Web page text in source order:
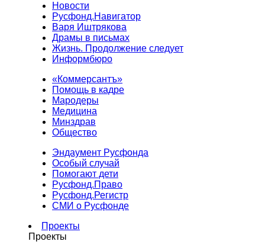
Новости
Русфонд.Навигатор
Варя Иштрякова
Драмы в письмах
Жизнь. Продолжение следует
Информбюро
«Коммерсантъ»
Помощь в кадре
Мародеры
Медицина
Минздрав
Общество
Эндаумент Русфонда
Особый случай
Помогают дети
Русфонд.Право
Русфонд.Регистр
СМИ о Русфонде
Проекты
Проекты